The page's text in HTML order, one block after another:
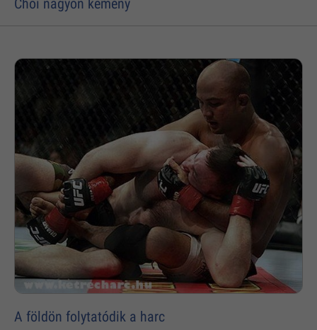
Choi nagyon kemény
A földön folytatódik a harc